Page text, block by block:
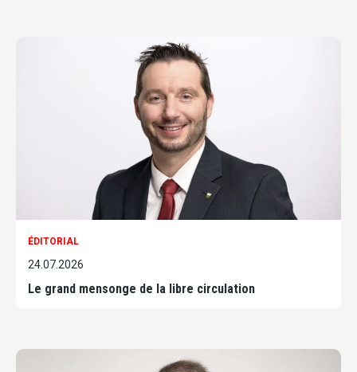
ÉDITORIAL
24.07.2026
Le grand mensonge de la libre circulation